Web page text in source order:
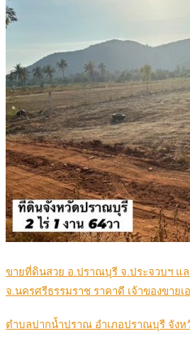
ขายที่ดินสวย อ.ปราณบุรี จ.ประจวบฯ แ
จ.นครศรีธรรมราช ราคาดี เจ้าของขาย
ตำบลปากน้ำปราณ อำเภอปราณบุรี จังห